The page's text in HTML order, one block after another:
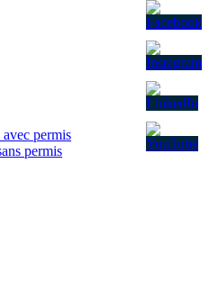
permis
permis